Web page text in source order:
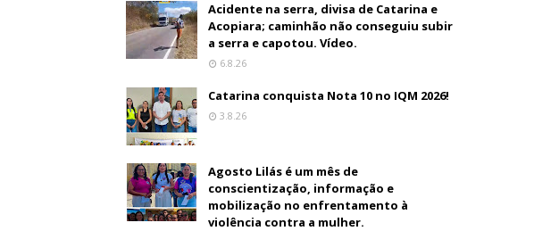
Acidente na serra, divisa de Catarina e
Acopiara; caminhão não conseguiu subir
a serra e capotou. Vídeo.
6.8.26
Catarina conquista Nota 10 no IQM 2026!
3.8.26
Agosto Lilás é um mês de
conscientização, informação e
mobilização no enfrentamento à
violência contra a mulher.